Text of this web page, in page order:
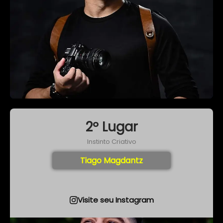
2º Lugar
Instinto Criativo
Tiago Magdantz
Visite seu Instagram